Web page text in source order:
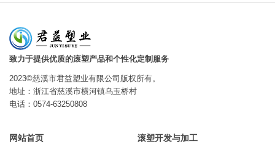
致力于提供优质的滚塑产品和个性化定制服务
2023©慈溪市君益塑业有限公司版权所有。
地址：浙江省慈溪市横河镇乌玉桥村
电话：0574-63250808
网站首页 滚塑开发与加工